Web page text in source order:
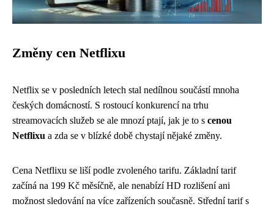
Změny cen Netflixu
Netflix se v posledních letech stal nedílnou součástí mnoha
českých domácností. S rostoucí konkurencí na trhu
streamovacích služeb se ale mnozí ptají, jak je to s cenou
Netflixu a zda se v blízké době chystají nějaké změny.
Cena Netflixu se liší podle zvoleného tarifu. Základní tarif
začíná na 199 Kč měsíčně, ale nenabízí HD rozlišení ani
možnost sledování na více zařízeních současně. Střední tarif s